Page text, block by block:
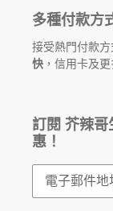
多種付款方
接受熱門付款方
快 ，信用卡及更
訂閱 芥辣
惠！